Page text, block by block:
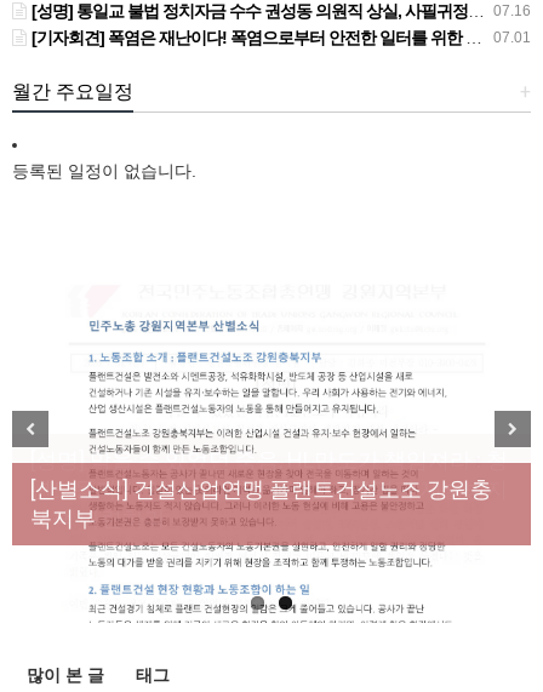
07.16
[성명] 통일교 불법 정치자금 수수 권성동 의원직 상실, 사필귀정이다
07.01
[기자회견] 폭염은 재난이다! 폭염으로부터 안전한 일터를 위한 민주노총 강원지역본부 폭염감시단 선포 기자회견
+
월간 주요일정
등록된 일정이 없습니다.
[성명] 막을 수 있었던 죽음, HL만도가 책임져라 : 청
년노동자 사망사고의 철저한 진상규명과 재발방지
대책 마련하라
[산별소식] 건설산업연맹 플랜트건설노조 강원충
북지부
Previous Next
많이 본 글 태그